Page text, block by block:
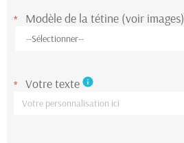
* Modèle de la tétine (voir images)
* Votre texte info